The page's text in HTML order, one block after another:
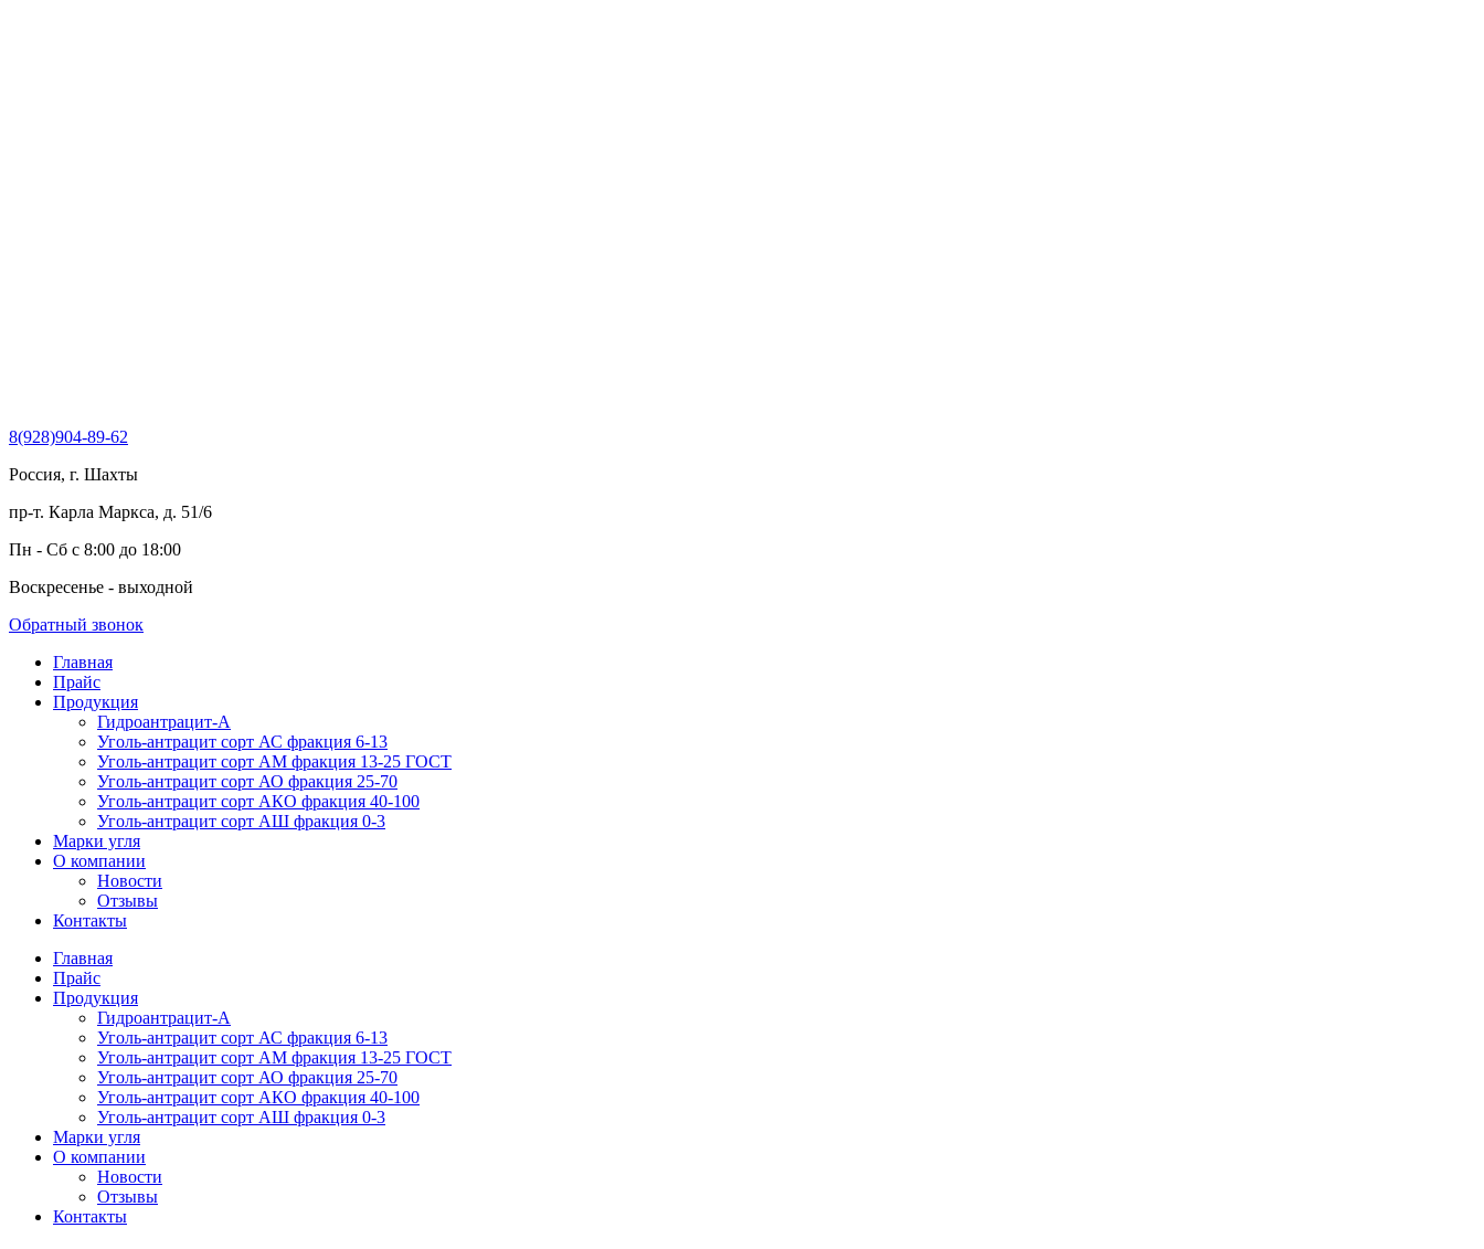
8(928)904-89-62
Россия, г. Шахты
пр-т. Карла Маркса, д. 51/6
Пн - Сб с 8:00 до 18:00
Воскресенье - выходной
Обратный звонок
Главная
Прайс
Продукция
Гидроантрацит-А
Уголь-антрацит сорт АС фракция 6-13
Уголь-антрацит сорт АМ фракция 13-25 ГОСТ
Уголь-антрацит сорт АО фракция 25-70
Уголь-антрацит сорт АКО фракция 40-100
Уголь-антрацит сорт АШ фракция 0-3
Марки угля
О компании
Новости
Отзывы
Контакты
Главная
Прайс
Продукция
Гидроантрацит-А
Уголь-антрацит сорт АС фракция 6-13
Уголь-антрацит сорт АМ фракция 13-25 ГОСТ
Уголь-антрацит сорт АО фракция 25-70
Уголь-антрацит сорт АКО фракция 40-100
Уголь-антрацит сорт АШ фракция 0-3
Марки угля
О компании
Новости
Отзывы
Контакты